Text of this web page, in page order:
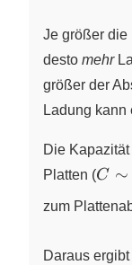
Je größer die
desto mehr
größer der
Ladung kann
Die
Platten (C ∼
zum
Daraus